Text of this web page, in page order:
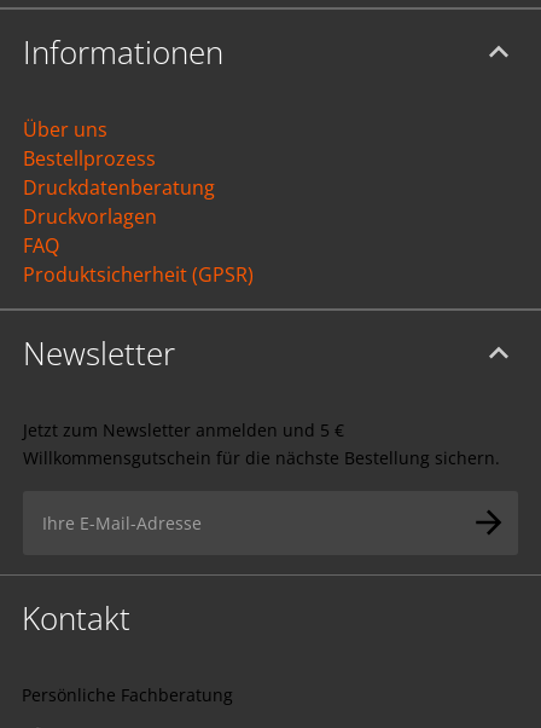
Informationen
Über uns
Bestellprozess
Druckdatenberatung
Druckvorlagen
FAQ
Produktsicherheit (GPSR)
Newsletter
Jetzt zum Newsletter anmelden und 5 €
Willkommensgutschein für die nächste Bestellung sichern.
Kontakt
Persönliche Fachberatung